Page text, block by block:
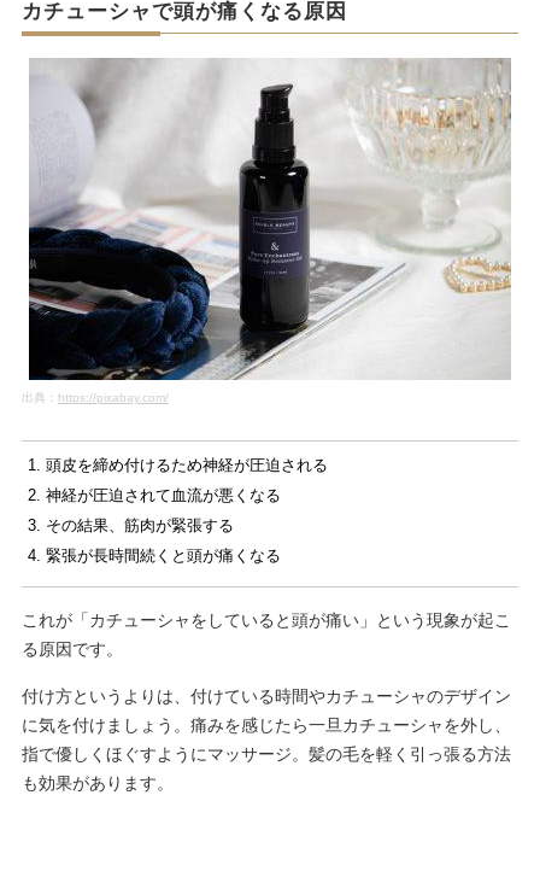
カチューシャで頭が痛くなる原因
出典： https://pixabay.com/
頭皮を締め付けるため神経が圧迫される
神経が圧迫されて血流が悪くなる
その結果、筋肉が緊張する
緊張が長時間続くと頭が痛くなる
これが「カチューシャをしていると頭が痛い」という現象が起こ
る原因です。
付け方というよりは、付けている時間やカチューシャのデザイン
に気を付けましょう。痛みを感じたら一旦カチューシャを外し、
指で優しくほぐすようにマッサージ。髪の毛を軽く引っ張る方法
も効果があります。